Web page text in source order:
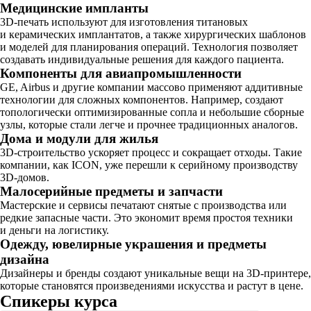
Медицинские импланты
3D-печать используют для изготовления титановых
и керамических имплантатов, а также хирургических шаблонов
и моделей для планирования операций. Технология позволяет
создавать индивидуальные решения для каждого пациента.
Компоненты для авиапромышленности
GE, Airbus и другие компании массово применяют аддитивные
технологии для сложных компонентов. Например, создают
топологически оптимизированные сопла и небольшие сборные
узлы, которые стали легче и прочнее традиционных аналогов.
Дома и модули для жилья
3D-строительство ускоряет процесс и сокращает отходы. Такие
компании, как ICON, уже перешли к серийному производству
3D-домов.
Малосерийные предметы и запчасти
Мастерские и сервисы печатают снятые с производства или
редкие запасные части. Это экономит время простоя техники
и деньги на логистику.
Одежду, ювелирные украшения и предметы
дизайна
Дизайнеры и бренды создают уникальные вещи на 3D-принтере,
которые становятся произведениями искусства и растут в цене.
Спикеры курса